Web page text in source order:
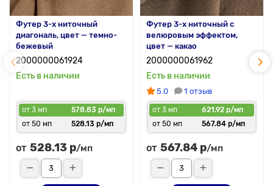
Футер 3-х ниточный
диагональ, цвет — темно-
бежевый
2000000061924
Есть в наличии
от 3 мп
578.83 р/мп
от 50 мп
528.13 р/мп
от 528.13 р/мп
Футер 3-х ниточный с
велюровым эффектом,
цвет — какао
2000000061962
Есть в наличии
5.0 1 отзыв
от 3 мп
621.92 р/мп
от 50 мп
567.84 р/мп
от 567.84 р/мп